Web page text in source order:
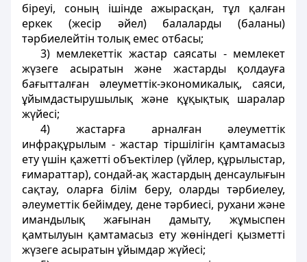
бiреуi, соның iшiнде ажырасқан, тұл қалған
еркек (жесiр әйел) балаларды (баланы)
тәрбиелейтiн толық емес отбасы;
3) мемлекеттік жастар саясаты - мемлекет
жүзеге асыратын және жастарды қолдауға
бағытталған әлеуметтiк-экономикалық, саяси,
ұйымдастырушылық және құқықтық шаралар
жүйесi;
4) жастарға арналған әлеуметтiк
инфрақұрылым - жастар тіршiлiгiн қамтамасыз
ету үшiн қажеттi объектілер (үйлер, құрылыстар,
ғимараттар), сондай-ақ жастардың денсаулығын
сақтау, оларға білім беру, оларды тәрбиелеу,
әлеуметтiк бейiмдеу, дене тәрбиесi, рухани және
имандылық жағынан дамыту, жұмыспен
қамтылуын қамтамасыз ету жөніндегі қызметтi
жүзеге асыратын ұйымдар жүйесi;